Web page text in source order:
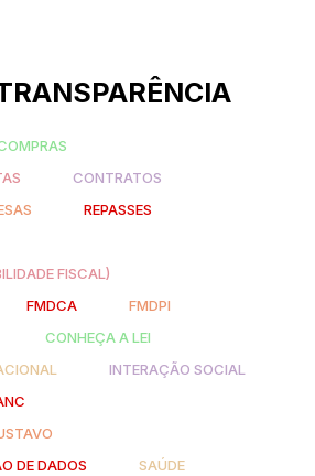
CONTRATOS
REPASSES
FISCAL)
FMDCA
FMDPI
CONHEÇA A LEI
INTERAÇÃO SOCIAL
DE DADOS
SAÚDE